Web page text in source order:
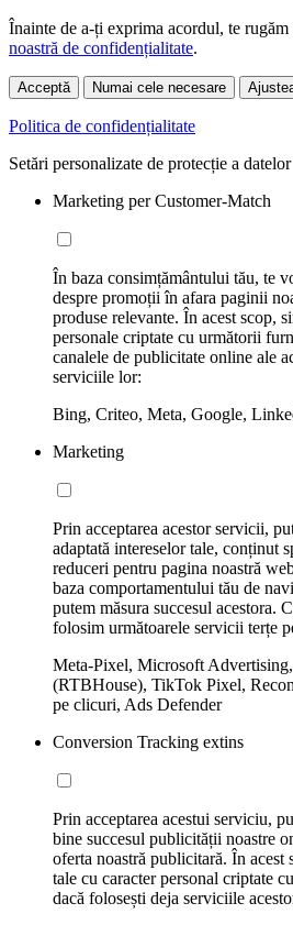
Înainte de a-ți exprima acordul, te
noastră de confidențialitate.
Acceptă Numai cele necesare
Politica de confidențialitate
Setări personalizate de protecție a datelor
Marketing per Customer-Match
În baza consimțământului tău, te
despre promoții în afara paginii
produse relevante. În acest scop,
personale criptate cu următorii
canalele de publicitate online ale
serviciile lor:
Bing, Criteo, Meta, Google,
Marketing
Prin acceptarea acestor servicii,
adaptată intereselor tale, conținut
reduceri pentru pagina noastră
baza comportamentului tău de
putem măsura succesul acestora.
folosim următoarele servicii terțe
Meta-Pixel, Microsoft
(RTBHouse), TikTok Pixel,
pe clicuri, Ads Defender
Conversion Tracking extins
Prin acceptarea acestui serviciu,
bine succesul publicității noastre
oferta noastră publicitară. În acest
tale cu caracter personal criptate
dacă folosești deja serviciile